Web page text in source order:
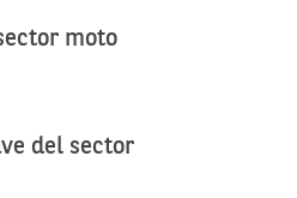
moto
del sector